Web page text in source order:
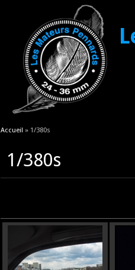
Vous êtes ici
Accueil » 1/380s
1/380s